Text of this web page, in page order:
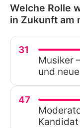
Welche Rolle
in Zukunft am
31
Musiker
und
47